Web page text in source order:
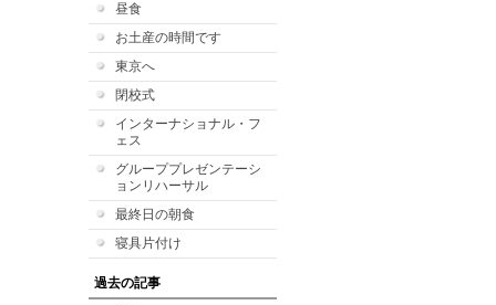
昼食
お土産の時間です
東京へ
閉校式
インターナショナル・フ
ェス
グループプレゼンテーシ
ョンリハーサル
最終日の朝食
寝具片付け
過去の記事